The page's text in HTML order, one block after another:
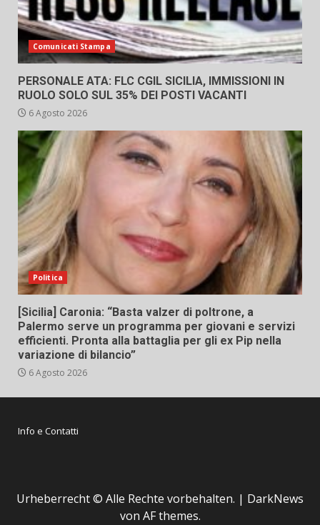
Comunicati Stampa
PERSONALE ATA: FLC CGIL SICILIA, IMMISSIONI IN
RUOLO SOLO SUL 35% DEI POSTI VACANTI
6 Agosto 2026
Politica
[Sicilia] Caronia: “Basta valzer di poltrone, a
Palermo serve un programma per giovani e servizi
efficienti. Pronta alla battaglia per gli ex Pip nella
variazione di bilancio”
6 Agosto 2026
Info e Contatti
Urheberrecht © Alle Rechte vorbehalten. | DarkNews
von AF themes.